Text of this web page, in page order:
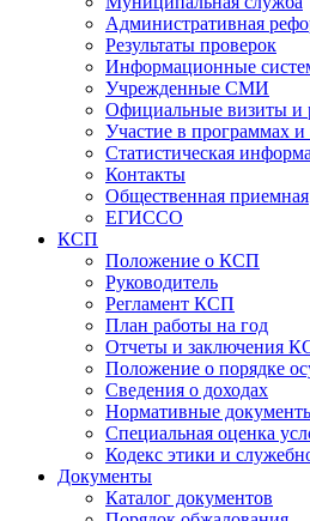
Административная
Результаты проверок
Информационные
Учрежденные СМИ
Официальные визиты и
Участие в программах
Статистическая
Контакты
Общественная приемная
ЕГИССО
КСП
Положение о КСП
Руководитель
Регламент КСП
План работы на год
Отчеты и заключения
Положение о порядке
Сведения о доходах
Нормативные
Специальная оценка
Кодекс этики и
Документы
Каталог документов